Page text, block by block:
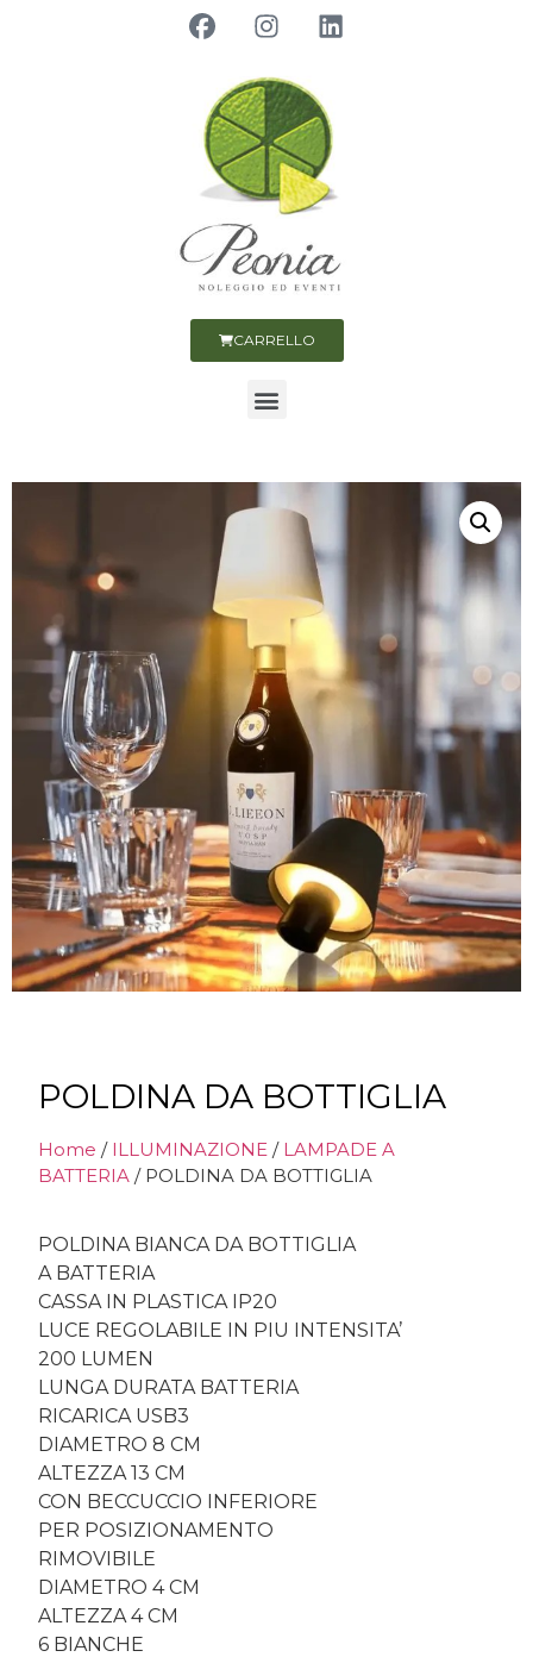
CARRELLO
POLDINA DA BOTTIGLIA
Home / ILLUMINAZIONE / LAMPADE A
BATTERIA / POLDINA DA BOTTIGLIA
POLDINA BIANCA DA BOTTIGLIA
A BATTERIA
CASSA IN PLASTICA IP20
LUCE REGOLABILE IN PIU INTENSITA’
200 LUMEN
LUNGA DURATA BATTERIA
RICARICA USB3
DIAMETRO 8 CM
ALTEZZA 13 CM
CON BECCUCCIO INFERIORE
PER POSIZIONAMENTO
RIMOVIBILE
DIAMETRO 4 CM
ALTEZZA 4 CM
6 BIANCHE